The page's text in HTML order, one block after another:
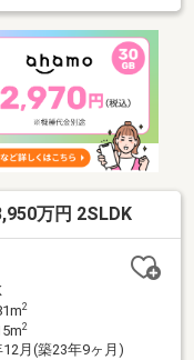
中の家具等の調度品
万円 2SLDK
2
2
12月(築23年9ヶ月)